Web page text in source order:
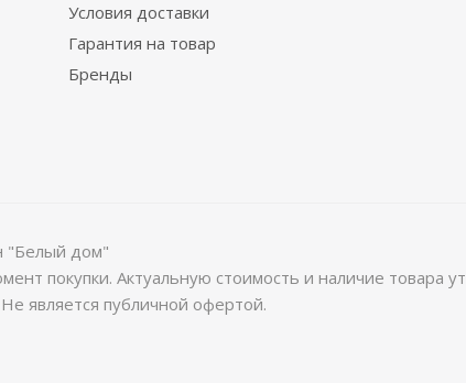
Условия доставки
Гарантия на товар
Бренды
"Белый дом"
покупки. Актуальную стоимость и наличие
является публичной офертой.